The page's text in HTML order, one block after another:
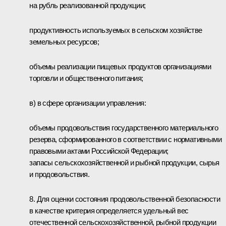
на рубль реализованной продукции;
продуктивность используемых в сельском хозяйстве
земельных ресурсов;
объемы реализации пищевых продуктов организациями
торговли и общественного питания;
в) в сфере организации управления:
объемы продовольствия государственного материального
резерва, сформированного в соответствии с нормативными
правовыми актами Российской Федерации;
запасы сельскохозяйственной и рыбной продукции, сырья
и продовольствия.
8. Для оценки состояния продовольственной безопасности
в качестве критерия определяется удельный вес
отечественной сельскохозяйственной, рыбной продукции